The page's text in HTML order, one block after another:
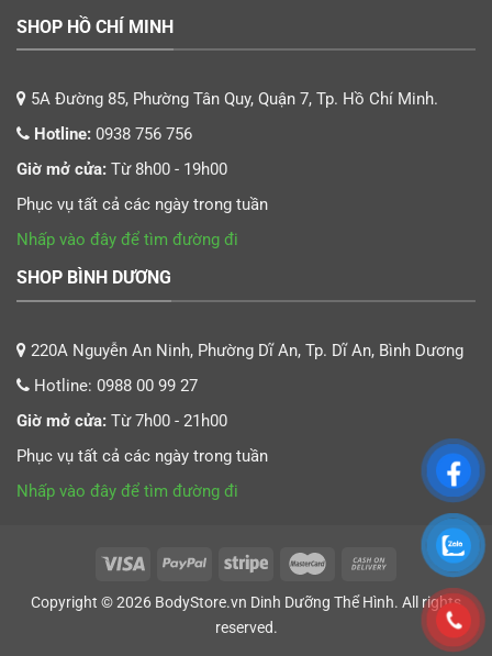
SHOP HỒ CHÍ MINH
5A Đường 85, Phường Tân Quy, Quận 7, Tp. Hồ Chí Minh.
Hotline: 0938 756 756
Giờ mở cửa: Từ 8h00 - 19h00
Phục vụ tất cả các ngày trong tuần
Nhấp vào đây để tìm đường đi
SHOP BÌNH DƯƠNG
220A Nguyễn An Ninh, Phường Dĩ An, Tp. Dĩ An, Bình Dương
Hotline: 0988 00 99 27
Giờ mở cửa: Từ 7h00 - 21h00
Phục vụ tất cả các ngày trong tuần
Nhấp vào đây để tìm đường đi
Copyright © 2026 BodyStore.vn Dinh Dưỡng Thể Hình. All rights
reserved.